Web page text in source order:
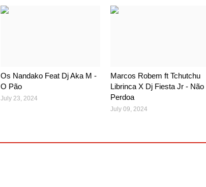
Os Nandako Feat Dj Aka M -
O Pão
July 23, 2024
Marcos Robem ft Tchutchu
Librinca X Dj Fiesta Jr - Não
Perdoa
July 09, 2024